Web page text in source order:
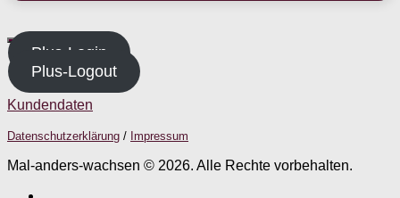
Plus-Login
Plus-Logout
Kundendaten
Datenschutzerklärung / Impressum
Mal-anders-wachsen © 2026. Alle Rechte vorbehalten.